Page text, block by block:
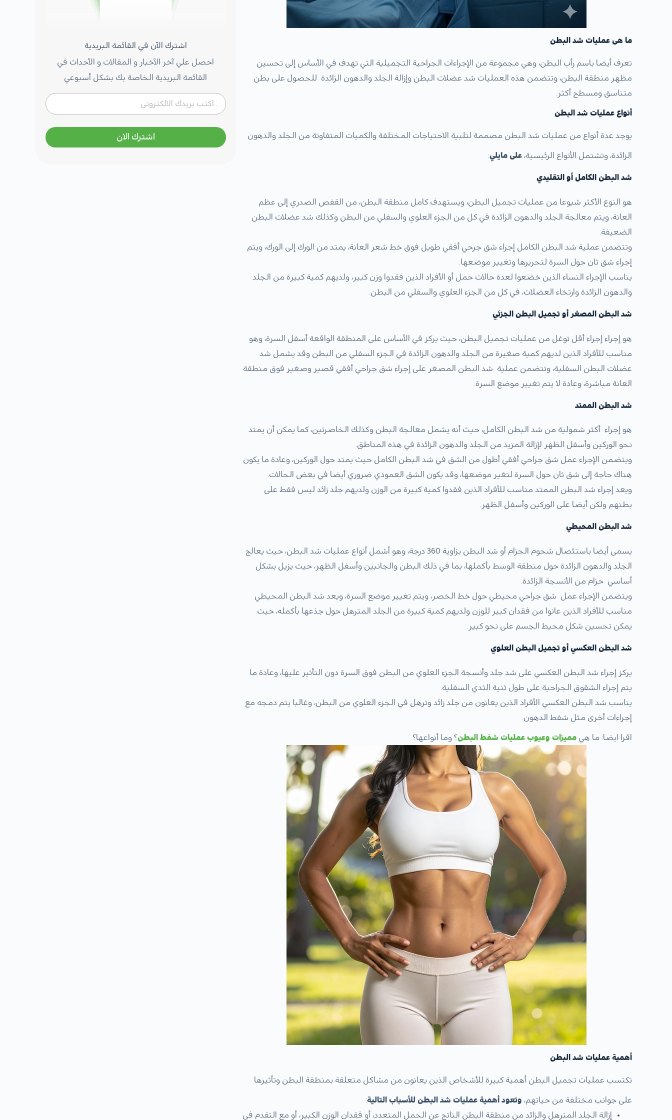
​ما هى عمليات شد البطن
تعرف أيضا باسم رأب البطن، وهي مجموعة من الإجراءات الجراحية التجميلية التي تهدف في الأساس إلى تحسين
مظهر منطقة البطن، وتتضمن هذه العمليات شد عضلات البطن وإزالة الجلد والدهون الزائدة للحصول على بطن
متناسق ومسطح أكثر.
​أنواع عمليات شد البطن
يوجد عدة أنواع من عمليات شد البطن مصممة لتلبية الاحتياجات المختلفة والكميات المتفاوتة من الجلد والدهون
الزائدة، وتشتمل الأنواع الرئيسية،على مايلي:
شد البطن الكامل أو التقليدي
هو النوع الأكثر شيوعا من عمليات تجميل البطن، ويستهدف كامل منطقة البطن، من القفص الصدري إلى عظم
العانة، ويتم معالجة الجلد والدهون الزائدة في كل من الجزء العلوي والسفلي من البطن وكذلك شد عضلات البطن
الضعيفة.
وتتضمن عملية شد البطن الكامل إجراء شق جرحي أفقي طويل فوق خط شعر العانة، يمتد من الورك إلى الورك، ويتم
إجراء شق ثان حول السرة لتحريرها وتغيير موضعها.
يناسب الإجراء النساء الذين خضعوا لعدة حالات حمل أو الأفراد الذين فقدوا وزن كبير، ولديهم كمية كبيرة من الجلد
والدهون الزائدة وارتخاء العضلات، في كل من الجزء العلوي والسفلي من البطن.
شد البطن المصغر أو تجميل البطن الجزئي
هو إجراء إجراء أقل توغل من عمليات تجميل البطن، حيث يركز في الأساس على المنطقة الواقعة أسفل السرة، وهو
مناسب للأفراد الذين لديهم كمية صغيرة من الجلد والدهون الزائدة في الجزء السفلي من البطن وقد يشمل شد
عضلات البطن السفلية، وتتضمن عملية شد البطن المصغر على إجراء شق جراحي أفقي قصير وصغير فوق منطقة
العانة مباشرة، وعادة لا يتم تغيير موضع السرة.
شد البطن الممتد
هو إجراء أكثر شمولية من شد البطن الكامل، حيث أنه يشمل معالجة البطن وكذلك الخاصرتين، كما يمكن أن يمتد
نحو الوركين وأسفل الظهر لإزالة المزيد من الجلد والدهون الزائدة في هذه المناطق.
ويتضمن الإجراء عمل شق جراحي أفقي أطول من الشق في شد البطن الكامل حيث يمتد حول الوركين، وعادة ما يكون
هناك حاجة إلى شق ثان حول السرة لتغير موضعها، وقد يكون الشق العمودي ضروري أيضا في بعض الحالات.
ويعد إجراء شد البطن الممتد مناسب للأفراد الذين فقدوا كمية كبيرة من الوزن ولديهم جلد زائد ليس فقط على
بطنهم ولكن أيضا على الوركين وأسفل الظهر.
شد البطن المحيطي
يسمى أيضا باستئصال شحوم الحزام أو شد البطن بزاوية 360 درجة، وهو أشمل أنواع عمليات شد البطن، حيث يعالج
الجلد والدهون الزائدة حول منطقة الوسط بأكملها، بما في ذلك البطن والجانبين وأسفل الظهر، حيث يزيل بشكل
أساسي حزام من الأنسجة الزائدة.
ويتضمن الإجراء عمل شق جراحي محيطي حول خط الخصر، ويتم تغيير موضع السرة، ويعد شد البطن المحيطي
مناسب للأفراد الذين عانوا من فقدان كبير للوزن ولديهم كمية كبيرة من الجلد المترهل حول جذعها بأكمله، حيث
يمكن تحسين شكل محيط الجسم على نحو كبير.
شد البطن العكسي أو تجميل البطن العلوي
يركز إجراء شد البطن العكسي على شد جلد وأنسجة الجزء العلوي من البطن فوق السرة دون التأثير عليها، وعادة ما
يتم إجراء الشقوق الجراحية على طول ثنية الثدي السفلية.
يناسب شد البطن العكسي الأفراد الذين يعانون من جلد زائد وترهل في الجزء العلوي من البطن، وغالبا يتم دمجه مع
إجراءات أخرى مثل شفط الدهون.
اقرا ايضا: ما هيمميزات وعيوب عمليات شفط البطن؟ وما أنواعها؟
​أهمية عمليات شد البطن
تكتسب عمليات تجميل البطن أهمية كبيرة للأشخاص الذين يعانون من مشاكل متعلقة بمنطقة البطن وتأثيرها
على جوانب مختلفة من حياتهم، وتعود أهمية عمليات شد البطن للأسباب التالية:
إزالة الجلد المترهل والزائد من منطقة البطن الناتج عن الحمل المتعدد، أو فقدان الوزن الكبير، أو مع التقدم في
اشترك الآن في القائمة البريدية
احصل علي آخر الآخبار و المقالات و الأحداث في
القائمة البريدية الخاصة بك بشكل أسبوعي
اشترك الان